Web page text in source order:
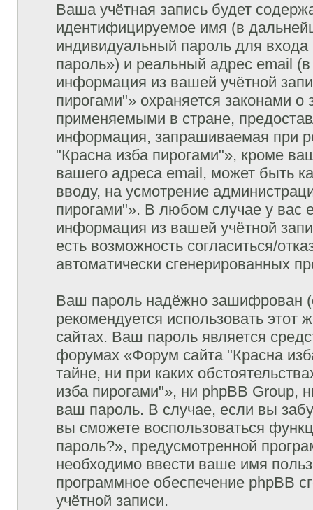
Ваша учётная запись будет
идентифицируемое имя (в
индивидуальный пароль для
пароль») и реальный адрес email
информация из вашей учётной
пирогами"» охраняется законами
применяемыми в стране,
информация, запрашиваемая при
"Красна изба пирогами"», кроме
вашего адреса email, может быть
вводу, на усмотрение
пирогами"». В любом случае у вас
информация из вашей учётной
есть возможность согласиться/
автоматически сгенерированных
Ваш пароль надёжно зашифрован
рекомендуется использовать этот
сайтах. Ваш пароль является
форумах «Форум сайта "Красна
тайне, ни при каких
изба пирогами"», ни phpBB Group,
ваш пароль. В случае, если вы
вы сможете воспользоваться
пароль?», предусмотренной
необходимо ввести ваше имя
программное обеспечение phpBB
учётной записи.